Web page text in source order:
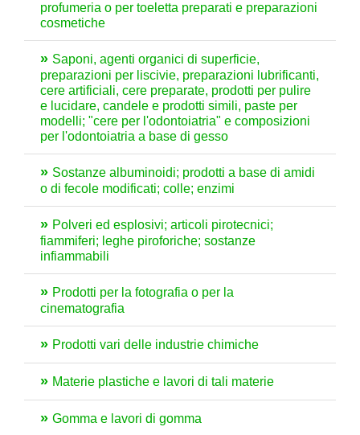
profumeria o per toeletta preparati e preparazioni
cosmetiche
Saponi, agenti organici di superficie,
preparazioni per liscivie, preparazioni lubrificanti,
cere artificiali, cere preparate, prodotti per pulire
e lucidare, candele e prodotti simili, paste per
modelli; "cere per l'odontoiatria" e composizioni
per l'odontoiatria a base di gesso
Sostanze albuminoidi; prodotti a base di amidi
o di fecole modificati; colle; enzimi
Polveri ed esplosivi; articoli pirotecnici;
fiammiferi; leghe piroforiche; sostanze
infiammabili
Prodotti per la fotografia o per la
cinematografia
Prodotti vari delle industrie chimiche
Materie plastiche e lavori di tali materie
Gomma e lavori di gomma